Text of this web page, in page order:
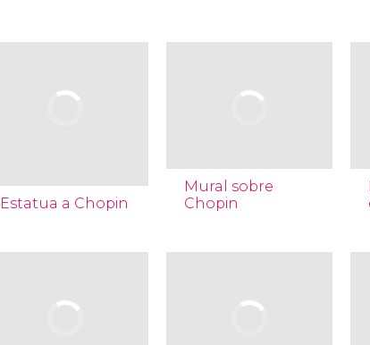
Estatua a Chopin
Mural sobre
Chopin